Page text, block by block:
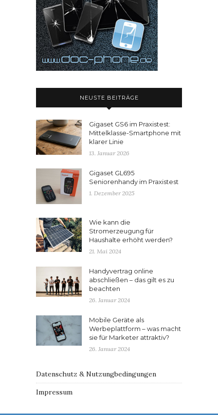
NEUSTE BEITRÄGE
Gigaset GS6 im Praxistest:
Mittelklasse-Smartphone mit
klarer Linie
13. Januar 2026
Gigaset GL695
Seniorenhandy im Praxistest
1. Dezember 2025
Wie kann die
Stromerzeugung für
Haushalte erhöht werden?
21. Mai 2024
Handyvertrag online
abschließen – das gilt es zu
beachten
26. Januar 2024
Mobile Geräte als
Werbeplattform – was macht
sie für Marketer attraktiv?
26. Januar 2024
Datenschutz & Nutzungbedingungen
Impressum